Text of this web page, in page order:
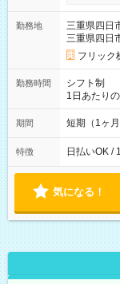
勤務地
三重県四日
三重県四日
フリック
勤務時間
シフト制
1日あたり
日~2026年
※週3~5日
り ※夜勤シ
期間 短期（1ヶ月
特徴 日払いOK /
気になる！